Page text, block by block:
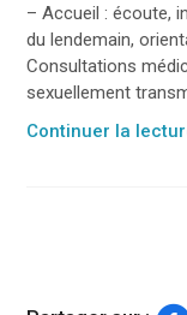
– Accueil : écoute,
du lendemain,
Consultations
sexuellement
Continuer la